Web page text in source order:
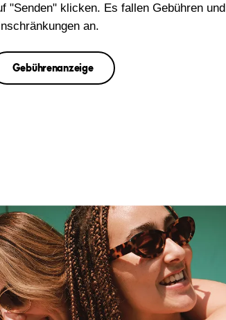
"Senden" klicken. Es fallen Gebühren und
an.
Gebührenanzeige